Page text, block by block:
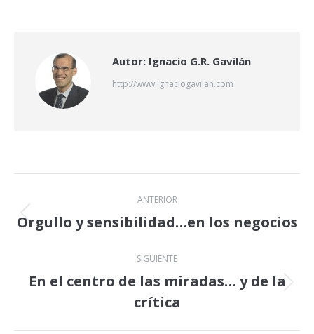
Autor: Ignacio G.R. Gavilán
http://www.ignaciogavilan.com
Navegación
entre
publicaciones
ANTERIOR
Publicación
Orgullo y sensibilidad…en los negocios
SIGUIENTE
Publicación
siguiente:
En el centro de las miradas… y de la
crítica